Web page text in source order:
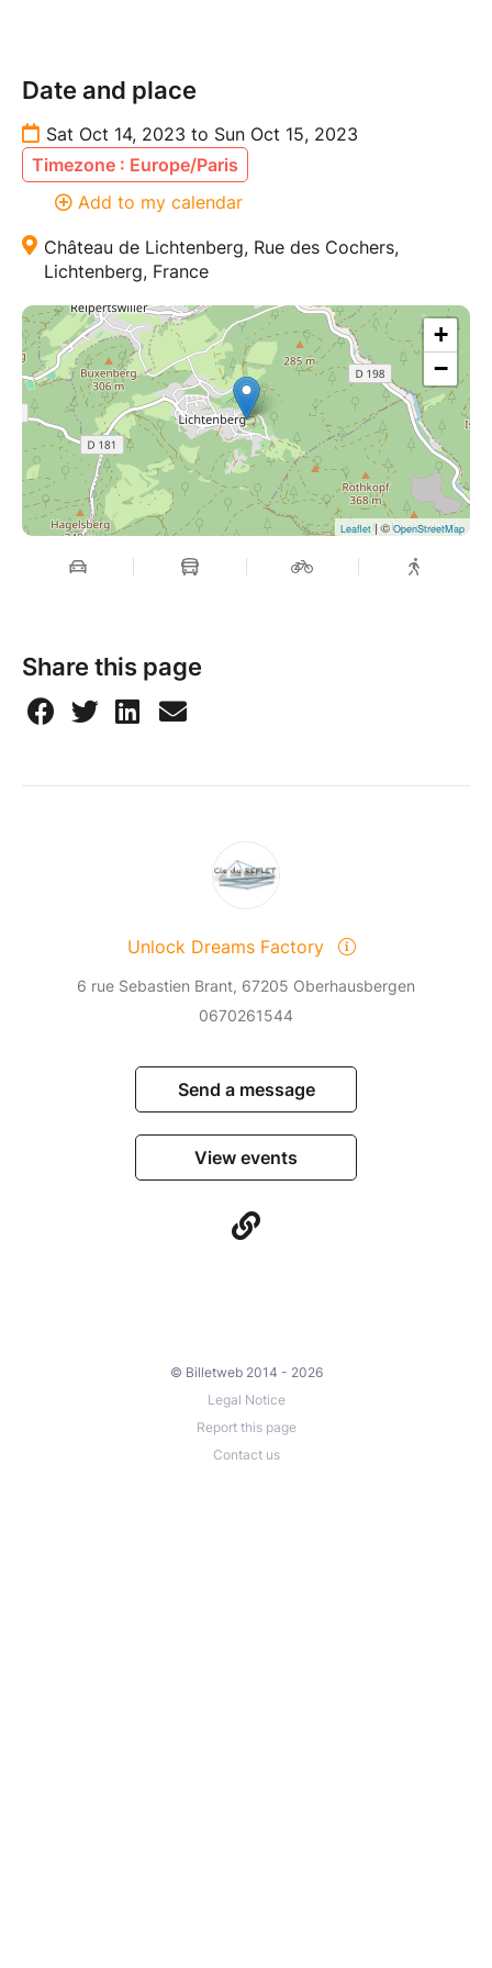
Date and place
Sat Oct 14, 2023 to Sun Oct 15, 2023
Timezone : Europe/Paris
Add to my calendar
Château de Lichtenberg, Rue des Cochers,
Lichtenberg, France
+
−
Leaflet| ©OpenStreetMap
Share this page
Unlock Dreams Factory
6 rue Sebastien Brant, 67205 Oberhausbergen
0670261544
Send a message
View events
© Billetweb 2014 - 2026
Legal Notice
Report this page
Contact us